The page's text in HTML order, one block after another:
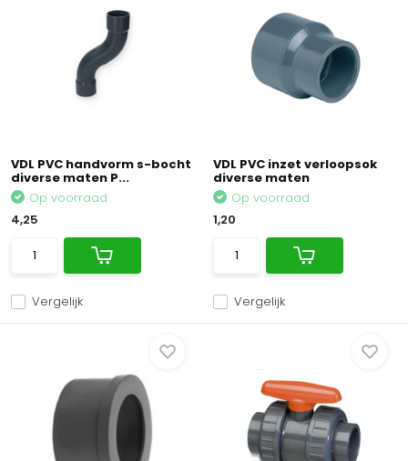
VDL PVC handvorm s-bocht
diverse maten P...
Vergelijk
Op voorraad
4,25
VDL PVC inzet verloopsok
diverse maten
Vergelijk
Op voorraad
1,20